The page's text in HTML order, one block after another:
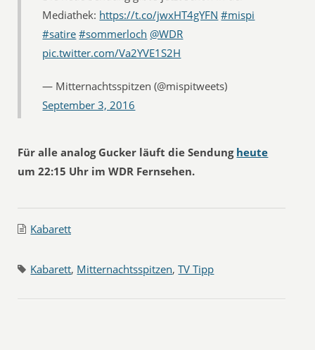
Mediathek: https://t.co/jwxHT4gYFN #mispi
#satire #sommerloch @WDR
pic.twitter.com/Va2YVE1S2H
— Mitternachtsspitzen (@mispitweets)
September 3, 2016
Für alle analog Gucker läuft die Sendung heute
um 22:15 Uhr im WDR Fernsehen.
Kabarett
Kabarett, Mitternachtsspitzen,TV Tipp